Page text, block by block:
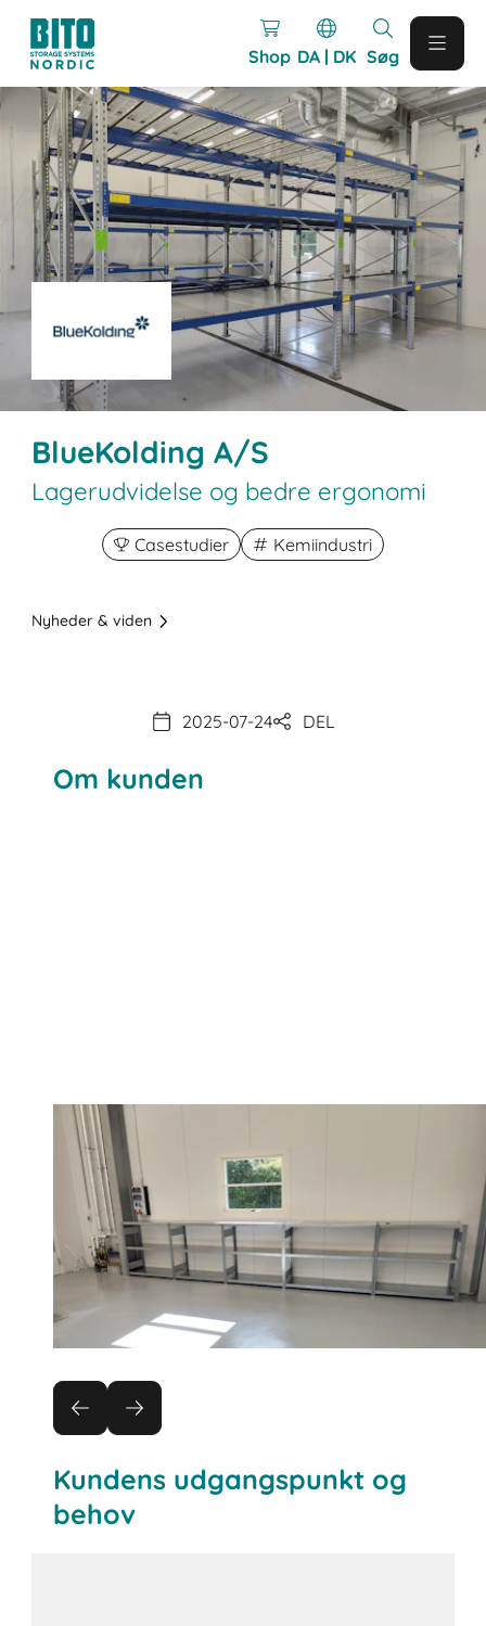
Shop DA | DK Søg
BlueKolding A/S
Lagerudvidelse og bedre ergonomi
Casestudier Kemiindustri
Nyheder & viden
2025-07-24 DEL
Om kunden
Kundens udgangspunkt og
behov